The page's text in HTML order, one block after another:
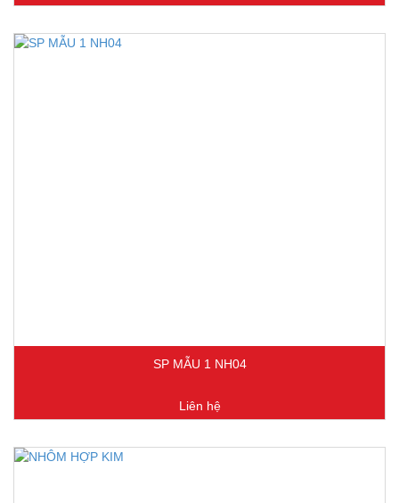
SP MẪU 1 NH04
Liên hệ